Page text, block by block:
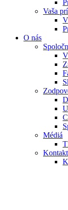
Vaša
O nás
Médiá
Kontakt